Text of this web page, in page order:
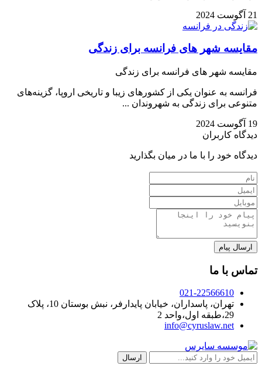
21 آگوست 2024
مقایسه شهر های فرانسه برای زندگی
مقایسه شهر های فرانسه برای زندگی
فرانسه به عنوان یکی از کشورهای زیبا و تاریخی اروپا، گزینه‌های
متنوعی برای زندگی به شهروندان ...
19 آگوست 2024
دیدگاه کاربران
دیدگاه خود را با ما در میان بگذارید
تماس با ما
021-22566610
تهران، پاسداران، خیابان پایدارفر، نبش بوستان 10، پلاک
29،طبقه اول،واحد 2
info@cyruslaw.net